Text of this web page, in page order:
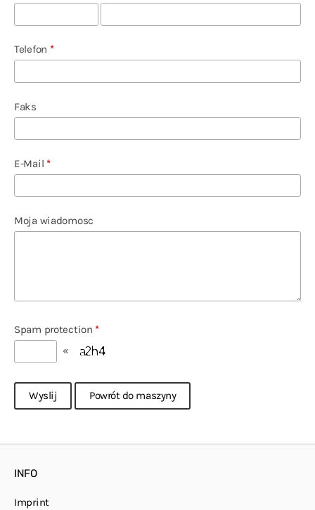
Telefon *
Faks
E-Mail *
Moja wiadomosc
Spam protection *
«
INFO
Imprint